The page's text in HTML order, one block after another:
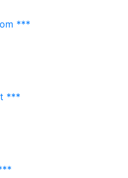
***
***